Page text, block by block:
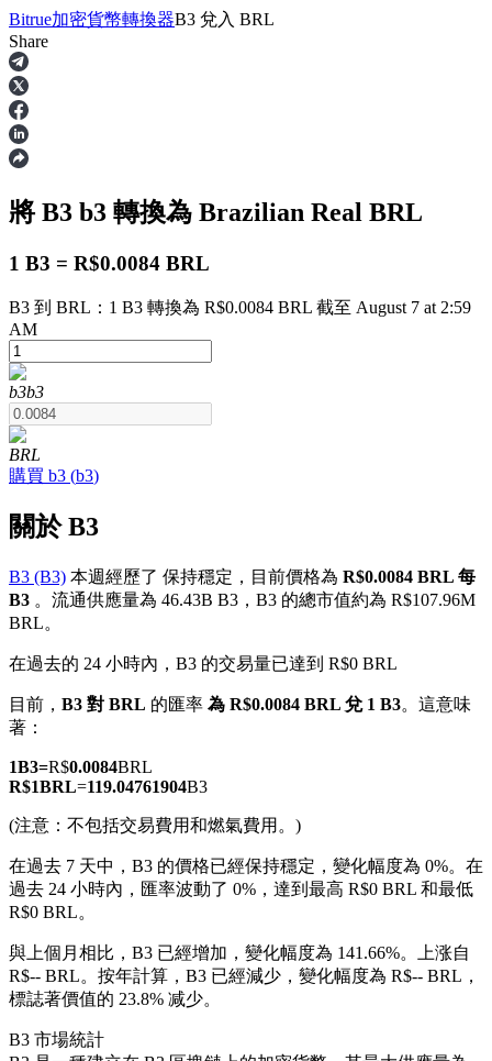
合約
以數字貨幣為保證金的永續合約
美股、外匯、貴金屬及大宗商品衍生性商品
USDC永續
多種以USDC結算的永續合約
Bitrue加密貨幣轉換器B3 兌入 BRL
Share
將 B3 b3 轉換為 Brazilian Real BRL
1 B3 = R$0.0084 BRL
B3 到 BRL：1 B3 轉換為 R$0.0084 BRL 截至 August 7 at 2:59
AM
b3b3
BRL
購買 b3 (b3)
關於 B3
B3 (B3) 本週經歷了 保持穩定，目前價格為 R$0.0084 BRL 每
B3 。流通供應量為 46.43B B3，B3 的總市值約為 R$107.96M
BRL。
在過去的 24 小時內，B3 的交易量已達到 R$0 BRL
目前， B3 對 BRL 的匯率 為 R$0.0084 BRL 兌 1 B3。這意味
著：
1B3=R$0.0084BRL
R$1BRL=119.04761904B3
(注意：不包括交易費用和燃氣費用。)
在過去 7 天中，B3 的價格已經保持穩定，變化幅度為 0%。 在
過去 24 小時內，匯率波動了 0%，達到最高 R$0 BRL 和最低
R$0 BRL。
與上個月相比，B3 已經增加，變化幅度為 141.66%。上涨自
R$-- BRL。 按年計算，B3 已經減少，變化幅度為 R$-- BRL，
標誌著價值的 23.8% 减少。
B3 市場統計